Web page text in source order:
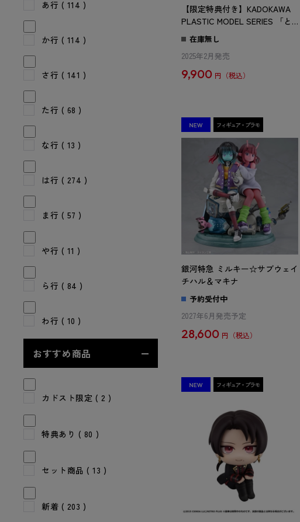
あ行 ( 114 )
か行 ( 114 )
さ行 ( 141 )
た行 ( 68 )
な行 ( 13 )
は行 ( 274 )
ま行 ( 57 )
や行 ( 11 )
ら行 ( 84 )
わ行 ( 10 )
おすすめ商品
カドスト限定 ( 2 )
特典あり ( 80 )
セット商品( 13 )
新着 ( 203 )
【限定特典付き】KADOKAWA
PLASTIC MODEL SERIES 「とあ
る科学の超電磁砲T」 御坂美琴
DX ver.
在庫無し
2025年2月発売
9,900 円
銀河特急 ミルキー☆サブウェイ
チハル＆マキナ
予約受付中
2027年6月発売予定
28,600 円